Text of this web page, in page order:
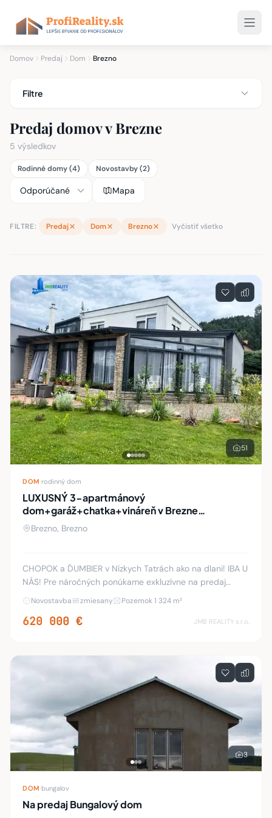
Domov Predaj Dom Brezno
Filtre
Predaj domov v Brezne
5 výsledkov
Rodinné domy (4) Novostavby (2)
Mapa
FILTRE: Predaj Dom Brezno Vyčistiť všetko
Zoznam nehnuteľností
51
DOM rodinný dom
LUXUSNÝ 3-apartmánový
dom+garáž+chatka+vináreň v Brezne
(novostavby)
Brezno, Brezno
CHOPOK a ĎUMBIER v Nízkych Tatrách ako na dlani! IBA U
NÁS! Pre náročných ponúkame exkluzívne na predaj
luxusný apartmánový dom -novostavbu v talianskom
Novostavba zmiesany Pozemok 1 324 m²
620 000 € JMB REALITY s.r.o.
3
DOM bungalov
Na predaj Bungalový dom